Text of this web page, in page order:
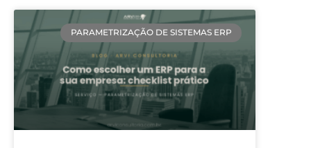
PARAMETRIZAÇÃO DE SISTEMAS ERP